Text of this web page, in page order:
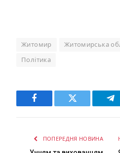
Житомир Житомирська
Політика
Facebook Twitter
ПОПЕРЕДНЯ НОВИНА